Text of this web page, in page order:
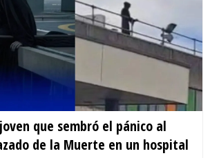
que sembró el pánico al
de la Muerte en un hospital